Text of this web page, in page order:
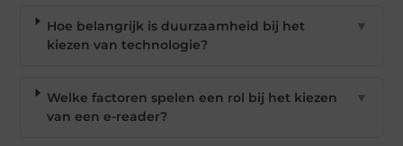
Hoe belangrijk is duurzaamheid bij het
kiezen van technologie?
▼
Welke factoren spelen een rol bij het kiezen
van een e-reader?
▼